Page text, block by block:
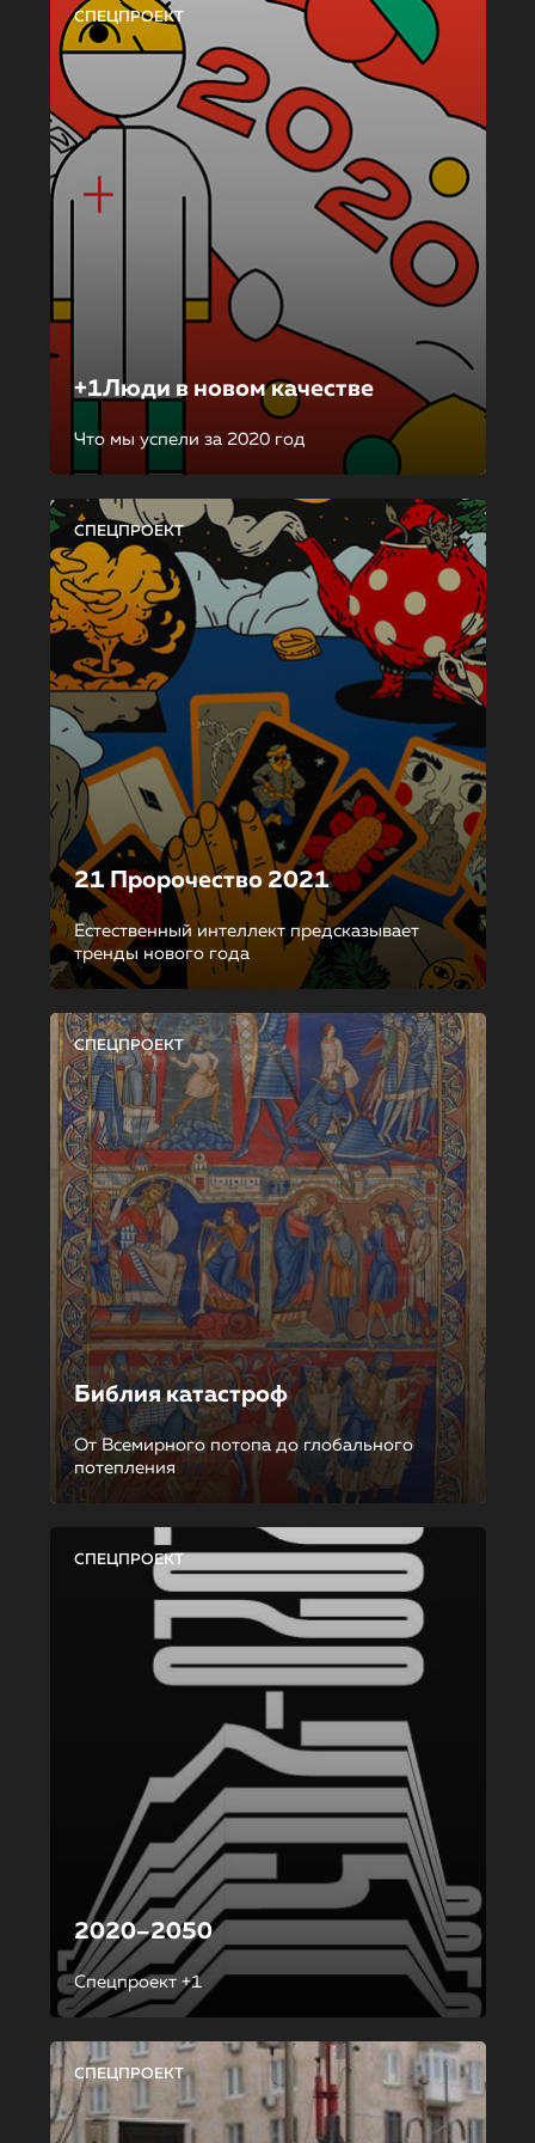
СПЕЦПРОЕКТ
+1Люди в новом качестве
Что мы успели за 2020 год
СПЕЦПРОЕКТ
21 Пророчество 2021
Естественный интеллект предсказывает
тренды нового года
СПЕЦПРОЕКТ
Библия катастроф
От Всемирного потопа до глобального
потепления
СПЕЦПРОЕКТ
2020–2050
Спецпроект +1
СПЕЦПРОЕКТ